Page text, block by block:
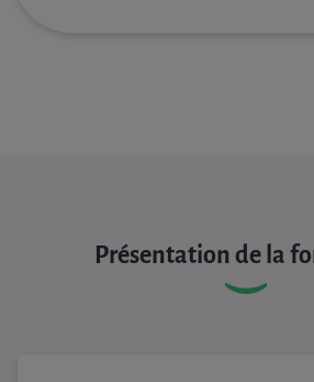
Présentation de la